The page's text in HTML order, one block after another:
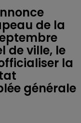
de la
de ville, le
la
générale